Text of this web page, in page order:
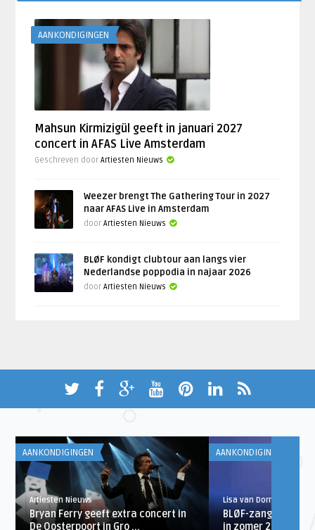
AANKONDIGINGEN
Mahsun Kirmizigül geeft in januari 2027
concert in AFAS Live Amsterdam
Geschreven doorArtiesten Nieuws
Weezer brengt The Gathering Tour in 2027
naar AFAS Live in Amsterdam
doorArtiesten Nieuws
BLØF kondigt clubtour aan langs vier
Nederlandse poppodia in najaar 2026
doorArtiesten Nieuws
AANKONDIGINGEN
Artiesten Nieuws
Bryan Ferry geeft extra concert in
De Oosterpoort in Gro ...
AANKONDIGINGEN
Lisa van Dorrestein
BLØF-zanger
in zomer 2020 met